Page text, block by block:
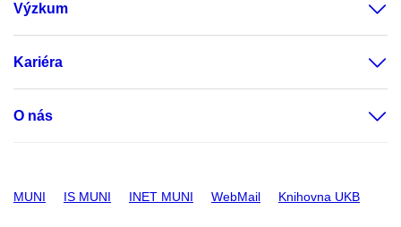
Výzkum
Kariéra
O nás
MUNI IS MUNI INET MUNI WebMail Knihovna UKB